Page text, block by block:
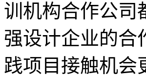
训机构合作公司
强设计企业的合
践项目接触机会